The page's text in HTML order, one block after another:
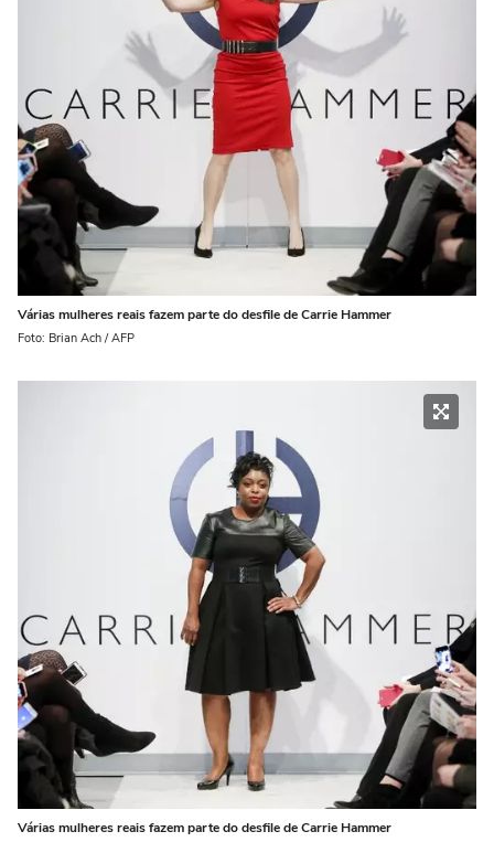
Várias mulheres reais fazem parte do desfile de Carrie Hammer
Foto: Brian Ach / AFP
Várias mulheres reais fazem parte do desfile de Carrie Hammer